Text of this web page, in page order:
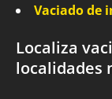
Vaciado de
Localiza
localidades